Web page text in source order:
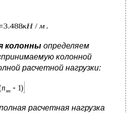
.
колонны определяем
колонной
расчетной нагрузки:
расчетная нагрузка